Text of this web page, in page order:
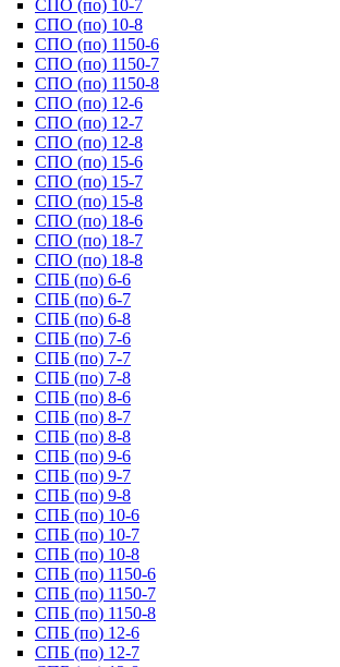
СПО (по) 10-7
СПО (по) 10-8
СПО (по) 1150-6
СПО (по) 1150-7
СПО (по) 1150-8
СПО (по) 12-6
СПО (по) 12-7
СПО (по) 12-8
СПО (по) 15-6
СПО (по) 15-7
СПО (по) 15-8
СПО (по) 18-6
СПО (по) 18-7
СПО (по) 18-8
СПБ (по) 6-6
СПБ (по) 6-7
СПБ (по) 6-8
СПБ (по) 7-6
СПБ (по) 7-7
СПБ (по) 7-8
СПБ (по) 8-6
СПБ (по) 8-7
СПБ (по) 8-8
СПБ (по) 9-6
СПБ (по) 9-7
СПБ (по) 9-8
СПБ (по) 10-6
СПБ (по) 10-7
СПБ (по) 10-8
СПБ (по) 1150-6
СПБ (по) 1150-7
СПБ (по) 1150-8
СПБ (по) 12-6
СПБ (по) 12-7